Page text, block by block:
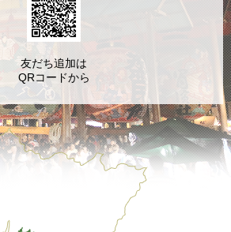
友だち追加は
QRコードから